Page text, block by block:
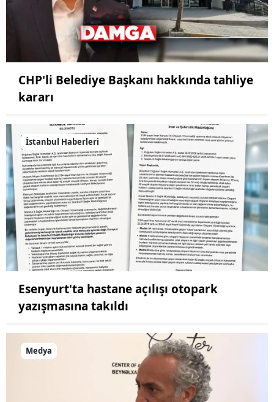
CHP'li Belediye Başkanı hakkında tahliye
kararı
İstanbul Haberleri
Esenyurt'ta hastane açılışı otopark
yazışmasına takıldı
Medya